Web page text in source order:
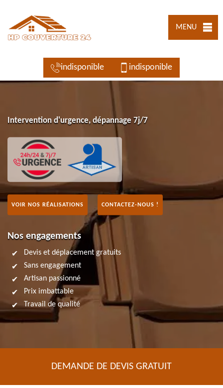
MENU
indisponible indisponible
Intervention d'urgence, dépannage 7j/7
VOIR NOS RÉALISATIONS CONTACTEZ-NOUS !
Nos engagements
Devis et déplacement gratuits
Sans engagement
Artisan passionné
Prix imbattable
Travail de qualité
DEMANDE DE DEVIS GRATUIT